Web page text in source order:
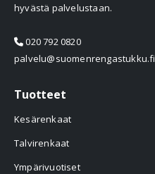
hyvästä palvelustaan.
020 792 0820
palvelu@suomenrengastukku.fi
Tuotteet
Kesärenkaat
Talvirenkaat
Ympärivuotiset